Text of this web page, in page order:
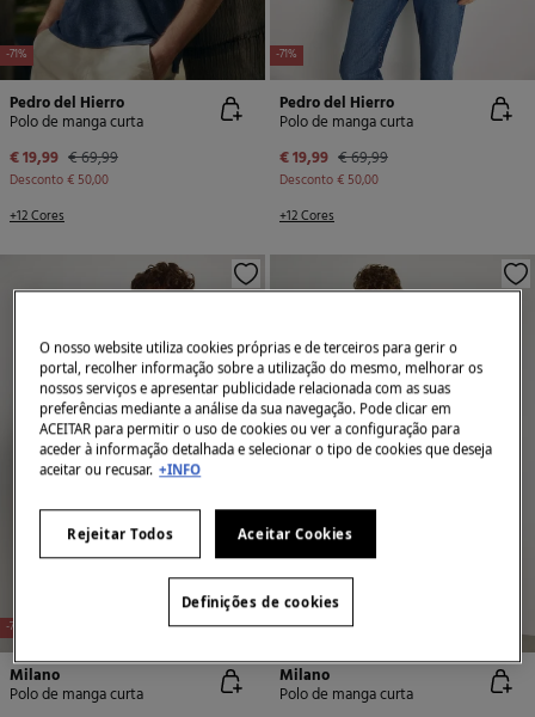
-71%
Pedro del Hierro
Polo de manga curta
€ 19,99 € 69,99
Desconto€ 50,00
+12 Cores
-71%
Pedro del Hierro
Polo de manga curta
€ 19,99 € 69,99
Desconto€ 50,00
+12 Cores
-75%
Milano
Polo de manga curta
-75%
Milano
Polo de manga curta
O nosso website utiliza cookies próprias e de terceiros para gerir o
portal, recolher informação sobre a utilização do mesmo, melhorar os
nossos serviços e apresentar publicidade relacionada com as suas
preferências mediante a análise da sua navegação. Pode clicar em
ACEITAR para permitir o uso de cookies ou ver a configuração para
aceder à informação detalhada e selecionar o tipo de cookies que deseja
aceitar ou recusar. +INFO
Rejeitar Todos Aceitar Cookies
Definições de cookies